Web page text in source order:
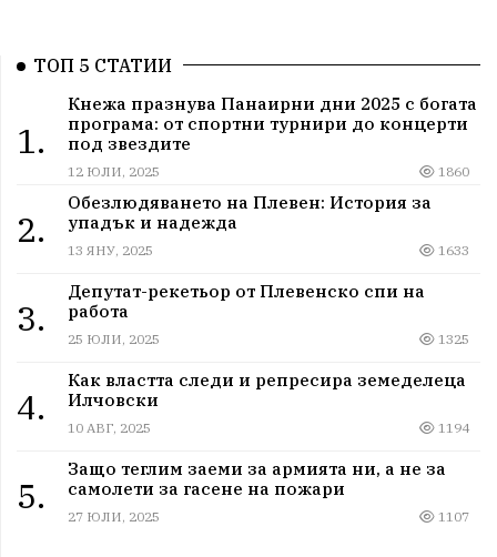
ТОП 5 СТАТИИ
1.
Кнежа празнува Панаирни дни 2025 с богата
програма: от спортни турнири до концерти
под звездите
12 ЮЛИ, 2025 1860
2.
Обезлюдяването на Плевен: История за
упадък и надежда
13 ЯНУ, 2025 1633
3.
Депутат-рекетьор от Плевенско спи на
работа
25 ЮЛИ, 2025 1325
4.
Как властта следи и репресира земеделеца
Илчовски
10 АВГ, 2025 1194
5.
Защо теглим заеми за армията ни, а не за
самолети за гасене на пожари
27 ЮЛИ, 2025 1107